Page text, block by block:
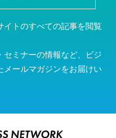
イトのすべての記事を閲覧
セミナーの情報など、ビジ
メールマガジンをお届けい